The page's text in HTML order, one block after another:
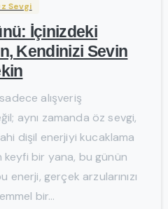
Sevgi
İçinizdeki
Kendinizi Sevin
alışveriş
aynı zamanda öz sevgi,
dişil enerjiyi kucaklama
keyfi bir yana, bu günün
gerçek arzularınızı
bir...